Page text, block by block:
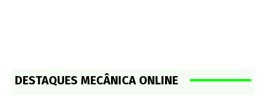
DESTAQUES MECÂNICA ONLINE